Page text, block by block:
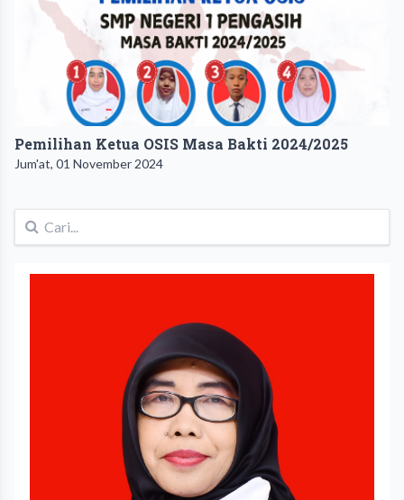
Pemilihan Ketua OSIS Masa Bakti 2024/2025
Jum'at, 01 November 2024